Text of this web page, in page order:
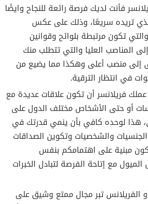
فأنت لديك فرصة رائعة للنجاح وايضًا
تريده سريعًا، وذلك على عكس
تكون مرتبطة بلوائح وقوانين
المناصب العليا والتي تتطلب منك
إلى منصب أعلى وهكذا مما يضيع من
في انتظار الترقية.
فريلانسر أن تكون علاقات عديدة مع
أو حتى الأشخاص مختلف الدول على
هذا لوحده كافي بأن ينمي قدرتك في
والشخصيات وتكوين الصداقات
مبنية على اهتمامكم بنفس
مع إتاحة الفرصة لتبادل الخبرات
الفريلانس تبر مجال ممتع وشيق على